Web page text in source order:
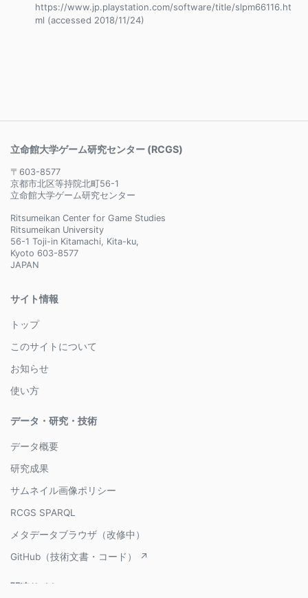
https://www.jp.playstation.com/software/title/slpm66116.ht
ml (accessed 2018/11/24)
立命館大学ゲーム研究センター (RCGS)
〒603-8577
京都市北区等持院北町56-1
立命館大学ゲーム研究センター
Ritsumeikan Center for Game Studies
Ritsumeikan University
56-1 Toji-in Kitamachi, Kita-ku,
Kyoto 603-8577
JAPAN
サイト情報
トップ
このサイトについて
お知らせ
使い方
データ・研究・技術
データ概要
研究成果
サムネイル画像ポリシー
RCGS SPARQL
メタデータブラウザ（改修中）
GitHub（技術文書・コード） ↗
関連サイト